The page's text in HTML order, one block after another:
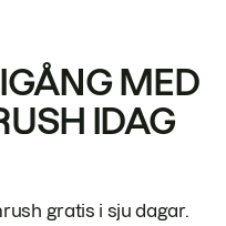
MED
IDAG
gratis i sju dagar.